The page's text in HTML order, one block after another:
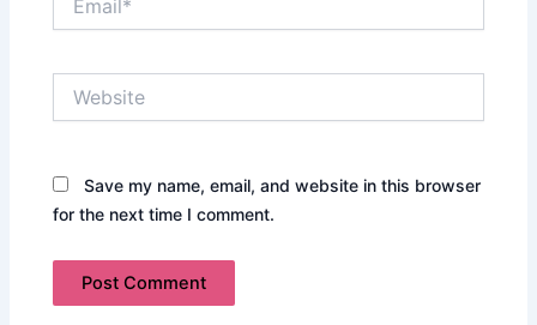
Save my name, email, and website in this browser
for the next time I comment.